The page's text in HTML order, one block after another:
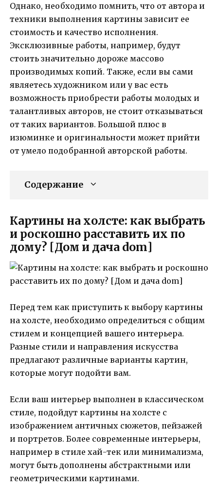
Однако, необходимо помнить, что от автора и
техники выполнения картины зависит ее
стоимость и качество исполнения.
Эксклюзивные работы, например, будут
стоить значительно дороже массово
производимых копий. Также, если вы сами
являетесь художником или у вас есть
возможность приобрести работы молодых и
талантливых авторов, не стоит отказываться
от таких вариантов. Большой плюс в
изюминке и оригинальности может прийти
от умело подобранной авторской работы.
Содержание
Картины на холсте: как выбрать
и роскошно расставить их по
дому? [Дом и дача dom]
Перед тем как приступить к выбору картины
на холсте, необходимо определиться с общим
стилем и концепцией вашего интерьера.
Разные стили и направления искусства
предлагают различные варианты картин,
которые могут подойти вам.
Если ваш интерьер выполнен в классическом
стиле, подойдут картины на холсте с
изображением античных сюжетов, пейзажей
и портретов. Более современные интерьеры,
например в стиле хай-тек или минимализма,
могут быть дополнены абстрактными или
геометрическими картинами.